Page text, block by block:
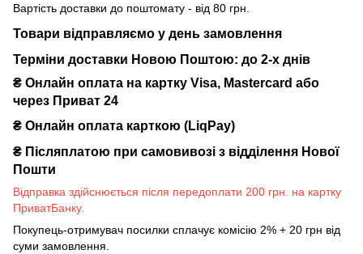
Вартість доставки до поштомату - від 80 грн.
Товари відправляємо у день замовлення
Терміни доставки Новою Поштою: до 2-х днів
₴ Онлайн оплата на картку Visa, Mastercard або
через Приват 24
₴ Онлайн оплата карткою (LiqPay)
₴ Післяплатою при самовивозі з відділення Нової
Пошти
Відправка здійснюється після передоплати 200 грн. на картку
ПриватБанку.
Покупець-отримувач посилки сплачує комісію 2% + 20 грн від
суми замовлення.